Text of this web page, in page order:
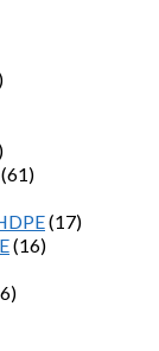
(61)
(17)
(16)